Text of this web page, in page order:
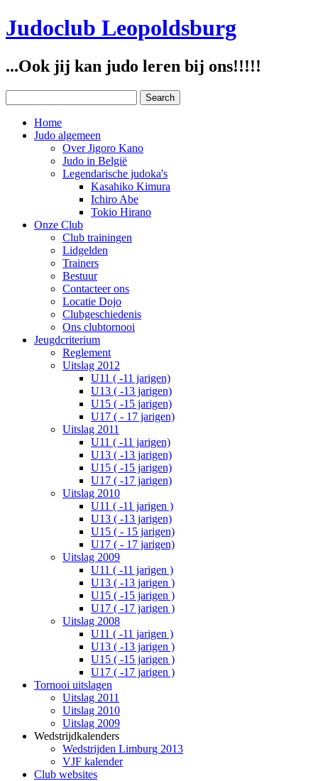
Judoclub Leopoldsburg
...Ook jij kan judo leren bij ons!!!!!
Home
Judo algemeen
Over Jigoro Kano
Judo in België
Legendarische judoka's
Kasahiko Kimura
Ichiro Abe
Tokio Hirano
Onze Club
Club trainingen
Lidgelden
Trainers
Bestuur
Contacteer ons
Locatie Dojo
Clubgeschiedenis
Ons clubtornooi
Jeugdcriterium
Reglement
Uitslag 2012
U11 ( -11 jarigen)
U13 ( -13 jarigen)
U15 ( -15 jarigen)
U17 ( - 17 jarigen)
Uitslag 2011
U11 ( -11 jarigen)
U13 ( -13 jarigen)
U15 ( -15 jarigen)
U17 ( -17 jarigen)
Uitslag 2010
U11 ( -11 jarigen )
U13 ( -13 jarigen)
U15 ( - 15 jarigen)
U17 ( - 17 jarigen)
Uitslag 2009
U11 ( -11 jarigen )
U13 ( -13 jarigen )
U15 ( -15 jarigen )
U17 ( -17 jarigen )
Uitslag 2008
U11 ( -11 jarigen )
U13 ( -13 jarigen )
U15 ( -15 jarigen )
U17 ( -17 jarigen )
Tornooi uitslagen
Uitslag 2011
Uitslag 2010
Uitslag 2009
Wedstrijdkalenders
Wedstrijden Limburg 2013
VJF kalender
Club websites